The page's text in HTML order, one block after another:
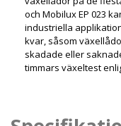
och Mobilux EP 023
industriella
kvar, såsom
skadade eller
timmars växeltest